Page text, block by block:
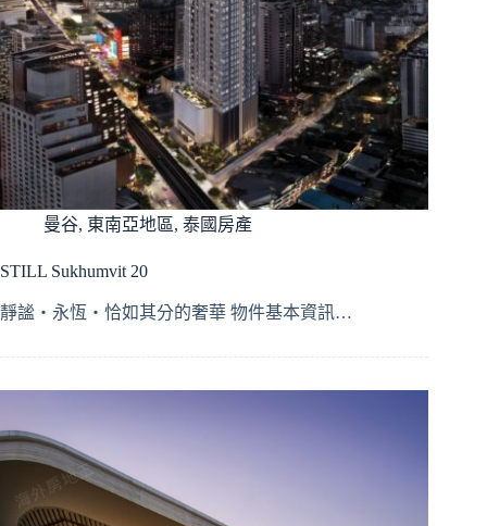
曼谷, 東南亞地區, 泰國房產
STILL Sukhumvit 20
靜謐・永恆・恰如其分的奢華 物件基本資訊…